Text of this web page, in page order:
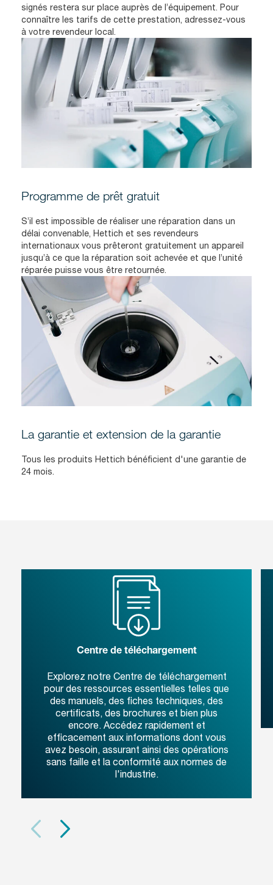
signés restera sur place auprès de l’équipement. Pour
connaître les tarifs de cette prestation, adressez-vous
à votre revendeur local.
Programme de prêt gratuit
S’il est impossible de réaliser une réparation dans un
délai convenable, Hettich et ses revendeurs
internationaux vous prêteront gratuitement un appareil
jusqu’à ce que la réparation soit achevée et que l’unité
réparée puisse vous être retournée.
La garantie et extension de la garantie
Tous les produits Hettich bénéficient d'une garantie de
24 mois.
Centre de téléchargement
Explorez notre Centre de téléchargement
pour des ressources essentielles telles que
des manuels, des fiches techniques, des
certificats, des brochures et bien plus
encore. Accédez rapidement et
efficacement aux informations dont vous
avez besoin, assurant ainsi des opérations
sans faille et la conformité aux normes de
l'industrie.